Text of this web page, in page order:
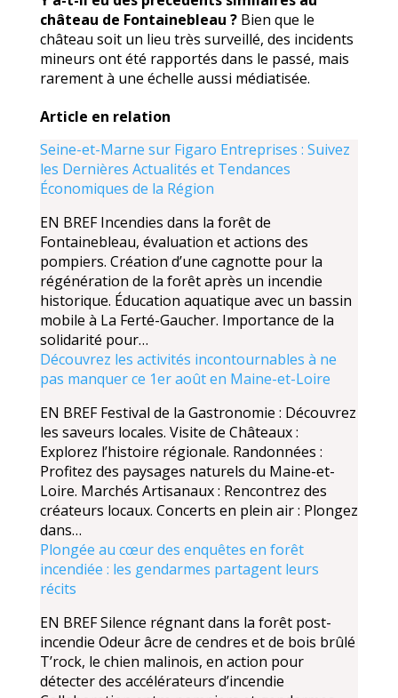
château de Fontainebleau ?Bien que le
château soit un lieu très surveillé, des incidents
mineurs ont été rapportés dans le passé, mais
rarement à une échelle aussi médiatisée.
Article en relation
Seine-et-Marne sur Figaro Entreprises : Suivez
les Dernières Actualités et Tendances
Économiques de la Région
EN BREF Incendies dans la forêt de
Fontainebleau, évaluation et actions des
pompiers. Création d’une cagnotte pour la
régénération de la forêt après un incendie
historique. Éducation aquatique avec un bassin
mobile à La Ferté-Gaucher. Importance de la
solidarité pour…
Découvrez les activités incontournables à ne
pas manquer ce 1er août en Maine-et-Loire
EN BREF Festival de la Gastronomie : Découvrez
les saveurs locales. Visite de Châteaux :
Explorez l’histoire régionale. Randonnées :
Profitez des paysages naturels du Maine-et-
Loire. Marchés Artisanaux : Rencontrez des
créateurs locaux. Concerts en plein air : Plongez
dans…
Plongée au cœur des enquêtes en forêt
incendiée : les gendarmes partagent leurs
récits
EN BREF Silence régnant dans la forêt post-
incendie Odeur âcre de cendres et de bois brûlé
T’rock, le chien malinois, en action pour
détecter des accélérateurs d’incendie